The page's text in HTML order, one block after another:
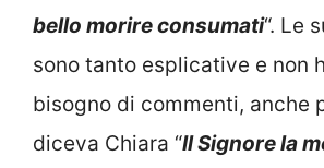
bello morire consumati“. Le
sono tanto esplicative e non
bisogno di commenti, anche
diceva Chiara “Il Signore la